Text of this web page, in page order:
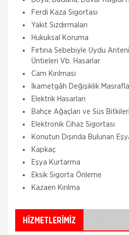
Ferdi Kaza Sigortası
Yakıt Sızdırmaları
Hukuksal Koruma
Fırtına Sebebiyle Uydu
Üntieleri Vb. Hasarlar
Cam Kırılması
İkametgâh Değişiklik
Elektrik Hasarları
Bahçe Ağaçları ve Süs Bitkileri
Elektronik Cihaz
Konutun Dışında Bulunan
Kapkaç
Eşya Kurtarma
Eksik Sigorta Önleme
Kazaen Kırılma
HİZMETLERİMİZ
Zorunlu Deprem
sonucu yangın, infilak, tsunami
sigortalı binalarda neden
Aksigorta
İş yeri Paket Sigortası siz iş
düşünülerek mümkün olan